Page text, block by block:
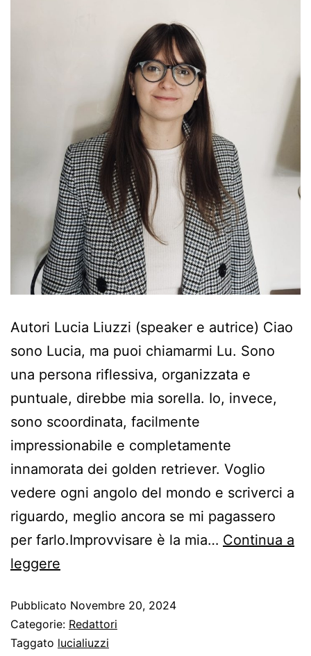
Autori Lucia Liuzzi (speaker e autrice) Ciao
sono Lucia, ma puoi chiamarmi Lu. Sono
una persona riflessiva, organizzata e
puntuale, direbbe mia sorella. Io, invece,
sono scoordinata, facilmente
impressionabile e completamente
innamorata dei golden retriever. Voglio
vedere ogni angolo del mondo e scriverci a
riguardo, meglio ancora se mi pagassero
per farlo.Improvvisare è la mia… Continua a
leggere
Pubblicato Novembre 20, 2024
Categorie: Redattori
Taggato lucialiuzzi